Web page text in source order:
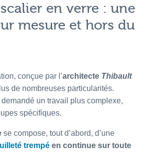
en verre : une
mesure et hors du
conçue par l’architecte Thibault
de nombreuses particularités.
un travail plus complexe,
spécifiques.
se compose, tout d’abord, d’une
trempé en continue sur toute